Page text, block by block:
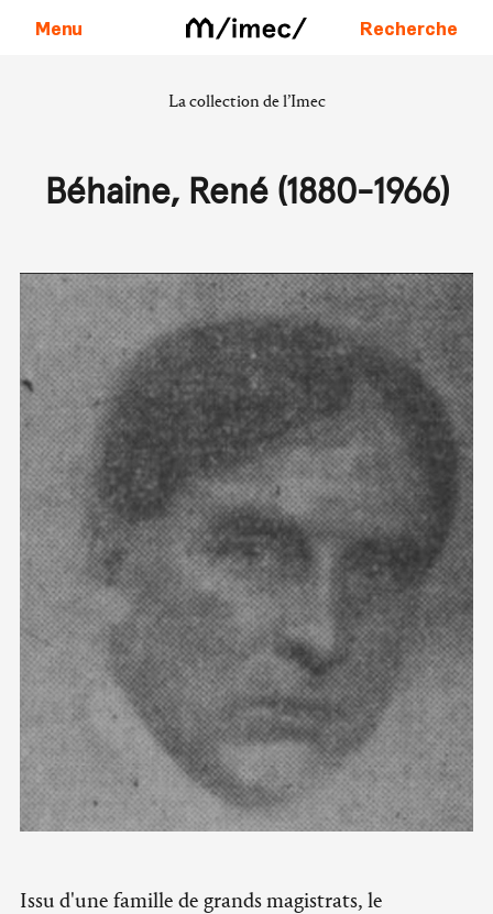
Menu Recherche
La collection de l’Imec
Béhaine, René (1880-1966)
Issu d'une famille de grands magistrats, le